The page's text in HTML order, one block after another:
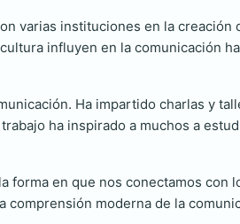
varias instituciones en la creación
influyen en la comunicación
Ha impartido charlas y
ha inspirado a muchos a
forma en que nos conectamos con
comprensión moderna de la